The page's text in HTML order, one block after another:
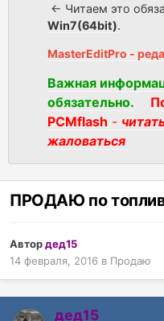
<- Читаем это
Win7(64bit).
MasterEditPro -
Важная
обязательно.
PCMflash -
жаловаться
ПРОДАЮ по
Автордед15
14 февраля, 2016 в Продаю
дед15